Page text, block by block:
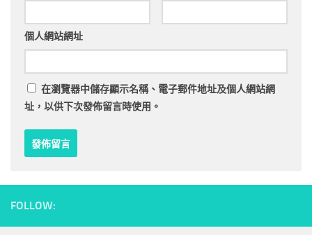
個人網站網址
在瀏覽器中儲存顯示名稱、電子郵件地址及個人網站網
址，以供下次發佈留言時使用。
FOLLOW: